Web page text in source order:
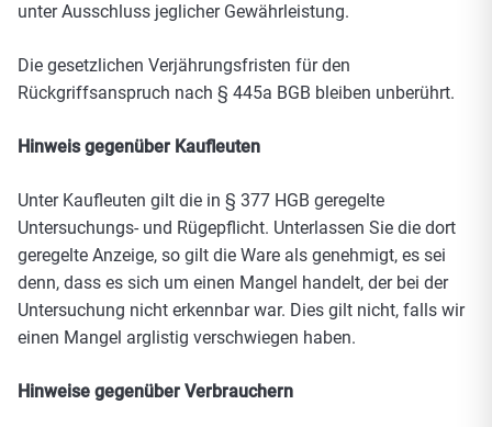
unter Ausschluss jeglicher Gewährleistung.
Die gesetzlichen Verjährungsfristen für den
Rückgriffsanspruch nach § 445a BGB bleiben unberührt.
Hinweis gegenüber Kaufleuten
Unter Kaufleuten gilt die in § 377 HGB geregelte
Untersuchungs- und Rügepflicht. Unterlassen Sie die dort
geregelte Anzeige, so gilt die Ware als genehmigt, es sei
denn, dass es sich um einen Mangel handelt, der bei der
Untersuchung nicht erkennbar war. Dies gilt nicht, falls wir
einen Mangel arglistig verschwiegen haben.
Hinweise gegenüber Verbrauchern